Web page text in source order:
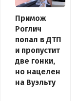
Примож
Роглич
попал в ДТП
и пропустит
две гонки,
но нацелен
на Вуэльту